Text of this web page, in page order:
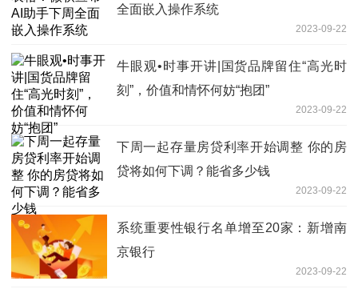
全面嵌入操作系统
2023-09-22
牛眼观•时事开讲|国货品牌留住“高光时
刻”，价值和情怀何妨“抱团”
2023-09-22
下周一起存量房贷利率开始调整 你的房
贷将如何下调？能省多少钱
2023-09-22
系统重要性银行名单增至20家：新增南
京银行
2023-09-22